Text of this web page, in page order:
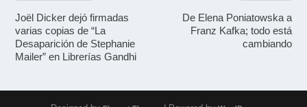
Joël Dicker dejó firmadas
varias copias de “La
Desaparición de Stephanie
Mailer” en Librerías Gandhi
De Elena Poniatowska a
Franz Kafka; todo está
cambiando